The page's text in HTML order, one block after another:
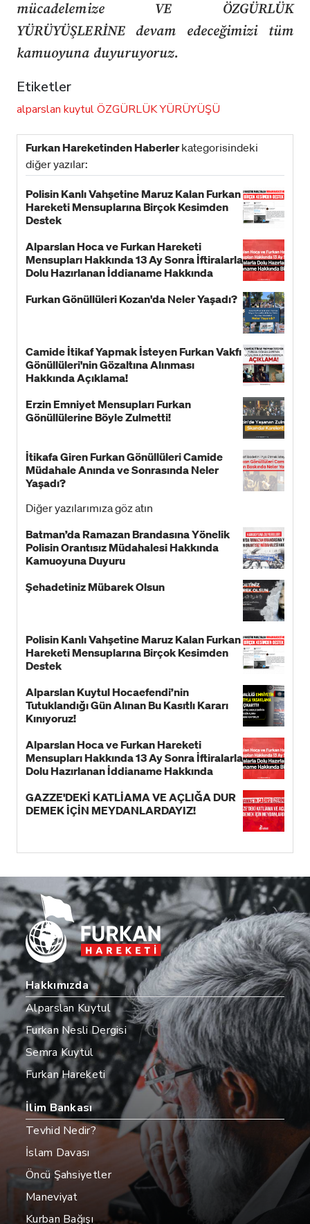
mücadelemize VE ÖZGÜRLÜK
YÜRÜYÜŞLERİNE devam edeceğimizi tüm
kamuoyuna duyuruyoruz.
Etiketler
alparslan kuytulÖZGÜRLÜK YÜRÜYÜŞÜ
Furkan Hareketinden Haberlerkategorisindeki
diğer yazılar:
Polisin Kanlı Vahşetine Maruz Kalan Furkan
Hareketi Mensuplarına Birçok Kesimden
Destek
Alparslan Hoca ve Furkan Hareketi
Mensupları Hakkında 13 Ay Sonra İftiralarla
Dolu Hazırlanan İddianame Hakkında
Furkan Gönüllüleri Kozan'da Neler Yaşadı?
Camide İtikaf Yapmak İsteyen Furkan Vakfı
Gönüllüleri'nin Gözaltına Alınması
Hakkında Açıklama!
Erzin Emniyet Mensupları Furkan
Gönüllülerine Böyle Zulmetti!
İtikafa Giren Furkan Gönüllüleri Camide
Müdahale Anında ve Sonrasında Neler
Yaşadı?
Diğer yazılarımıza göz atın
Batman’da Ramazan Brandasına Yönelik
Polisin Orantısız Müdahalesi Hakkında
Kamuoyuna Duyuru
Şehadetiniz Mübarek Olsun
Polisin Kanlı Vahşetine Maruz Kalan Furkan
Hareketi Mensuplarına Birçok Kesimden
Destek
Alparslan Kuytul Hocaefendi’nin
Tutuklandığı Gün Alınan Bu Kasıtlı Kararı
Kınıyoruz!
Alparslan Hoca ve Furkan Hareketi
Mensupları Hakkında 13 Ay Sonra İftiralarla
Dolu Hazırlanan İddianame Hakkında
GAZZE'DEKİ KATLİAMA VE AÇLIĞA DUR
DEMEK İÇİN MEYDANLARDAYIZ!
Hakkımızda
Alparslan Kuytul
Furkan Nesli Dergisi
Semra Kuytul
Furkan Hareketi
İlim Bankası
Tevhid Nedir?
İslam Davası
Öncü Şahsiyetler
Maneviyat
Kurban Bağışı